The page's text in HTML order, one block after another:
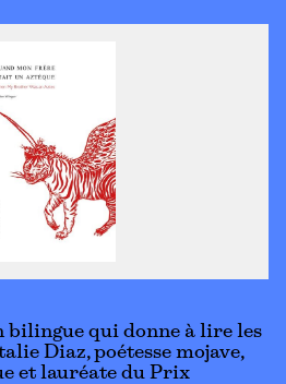
bilingue qui donne à lire les
Diaz, poétesse mojave,
et lauréate du Prix